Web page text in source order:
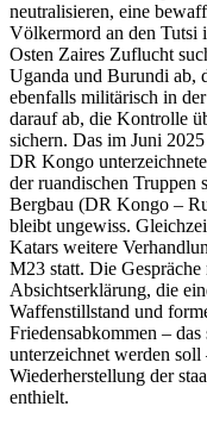
neutralisieren, eine
Völkermord an den Tutsi
Osten Zaires Zuflucht
Uganda und Burundi ab,
ebenfalls militärisch in
darauf ab, die Kontrolle
sichern. Das im Juni
DR Kongo
der ruandischen Truppen
Bergbau (DR Kongo –
bleibt ungewiss.
Katars weitere
M23 statt. Die
Absichtserklärung, die
Waffenstillstand und
Friedensabkommen –
unterzeichnet werden
Wiederherstellung der
enthielt.